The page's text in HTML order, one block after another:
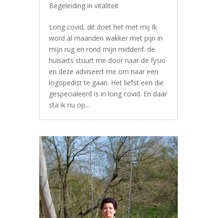
Begeleiding in vitaliteit
Long covid, dit doet het met mij Ik
word al maanden wakker met pijn in
mijn rug en rond mijn midderif. de
huisarts stuurt me door naar de fysio
en deze adviseert me om naar een
logopedist te gaan. Het liefst een die
gespecialeerd is in long covid. En daar
sta ik nu op...